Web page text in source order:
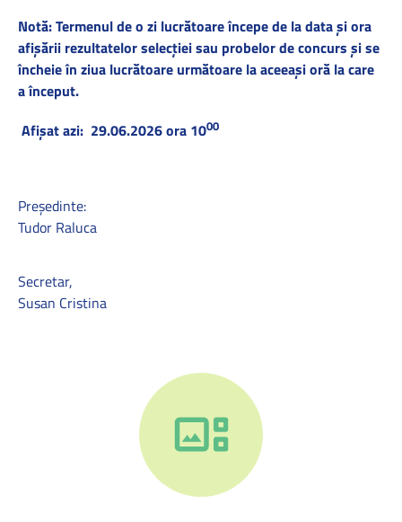
Notă:Termenul de o zi lucrătoare începe de la data și ora
afișării rezultatelor selecției sau probelor de concurs și se
încheie în ziua lucrătoare următoare la aceeași oră la care
a început.
Afişat azi: 29.06.2026 ora 1000
Președinte:
Tudor Raluca
Secretar,
Susan Cristina